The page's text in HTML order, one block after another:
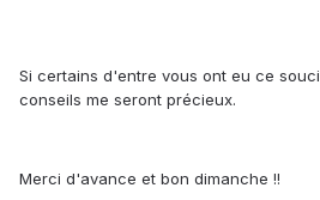
Si certains d'entre vous ont eu ce
conseils me seront précieux.
Merci d'avance et bon dimanche !!